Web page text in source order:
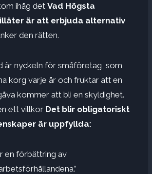
ihåg det Vad Högsta
är att erbjuda alternativ
den rätten.
är nyckeln för småföretag, som
korg varje år och fruktar att en
kommer att bli en skyldighet.
ett villkor Det blir obligatoriskt
är uppfyllda:
en förbättring av